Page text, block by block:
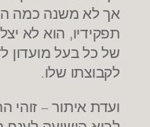
אך לא משנה כמה
תפקידיו, הוא לא
של כל בעל מועדון
לקבוצתו שלו.
ועדת איתור – זוהי